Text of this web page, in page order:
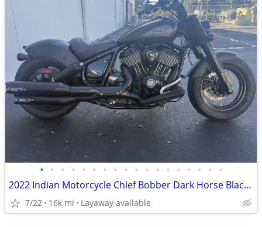
• • • • • • • • • • • • • • • • • •
2022 Indian Motorcycle Chief Bobber Dark Horse Black Smoke
7/22 16k mi Layaway available